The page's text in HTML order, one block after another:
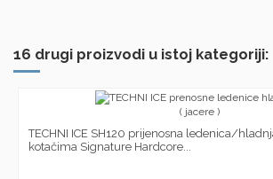
16 drugi proizvodi u istoj kategoriji:
TECHNI ICE SH120 prijenosna ledenica/
kotačima Signature Hardcore...